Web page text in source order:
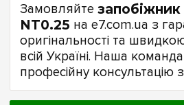
Замовляйте запобіжник
NT0.25 на e7.com.ua з
оригінальності та
всій Україні. Наша
професійну консультацію з